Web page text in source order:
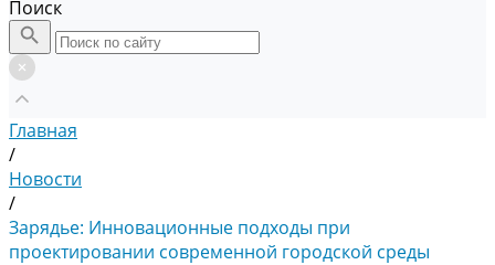
Поиск
Главная
/
Новости
/
Зарядье: Инновационные подходы при
проектировании современной городской среды